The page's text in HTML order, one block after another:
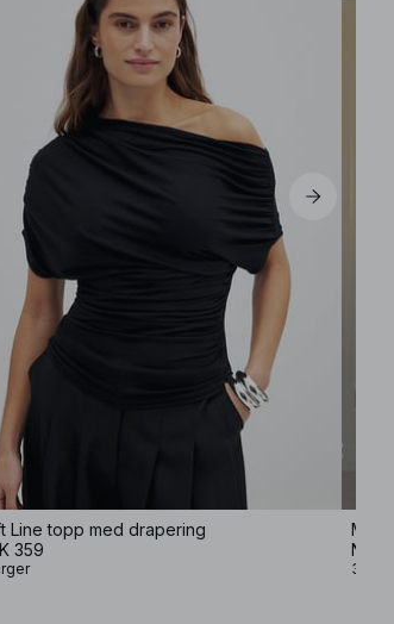
010033-8471
Line topp med drapering
359
NOK
3